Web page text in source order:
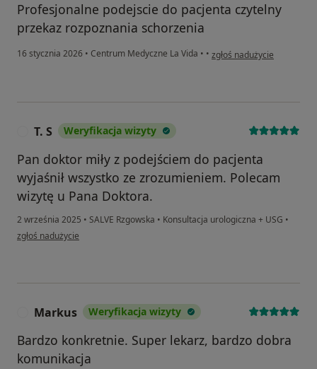
Profesjonalne podejscie do pacjenta czytelny
przekaz rozpoznania schorzenia
16 stycznia 2026 • Centrum Medyczne La Vida • • w opinii użytkownika
zgłoś nadużycie
T. S Weryfikacja wizyty
Pan doktor miły z podejściem do pacjenta
wyjaśnił wszystko ze zrozumieniem. Polecam
wizytę u Pana Doktora.
2 września 2025 • SALVE Rzgowska • Konsultacja urologiczna + USG •
w opinii użytkownika T. S
zgłoś nadużycie
Markus Weryfikacja wizyty
Bardzo konkretnie. Super lekarz, bardzo dobra
komunikacja